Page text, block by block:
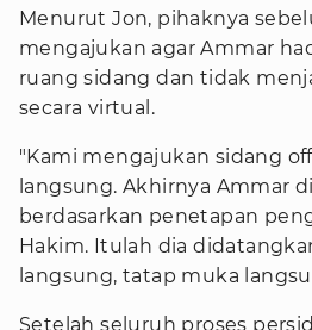
Menurut Jon, pihaknya
mengajukan agar Ammar
ruang sidang dan tidak
secara virtual.
"Kami mengajukan sidang
langsung. Akhirnya Ammar
berdasarkan penetapan
Hakim. Itulah dia
langsung, tatap muka
Setelah seluruh proses